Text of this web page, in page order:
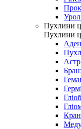
Пухлини
Пухлини